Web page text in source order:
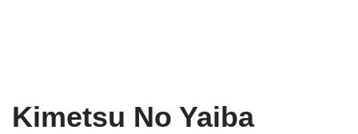
Kimetsu No Yaiba